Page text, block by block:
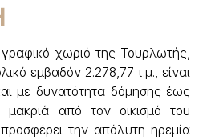
χωριό της Τουρλωτής,
εμβαδόν 2.278,77 τ.μ., είναι
με δυνατότητα δόμησης έως
από τον οικισμό του
την απόλυτη ηρεμία